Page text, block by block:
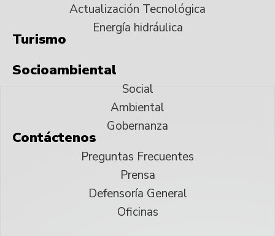
Actualización Tecnológica
Energía hidráulica
Turismo
Socioambiental
Social
Ambiental
Gobernanza
Contáctenos
Preguntas Frecuentes
Prensa
Defensoría General
Oficinas